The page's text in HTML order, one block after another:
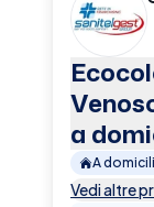
a
A
Vedi altre